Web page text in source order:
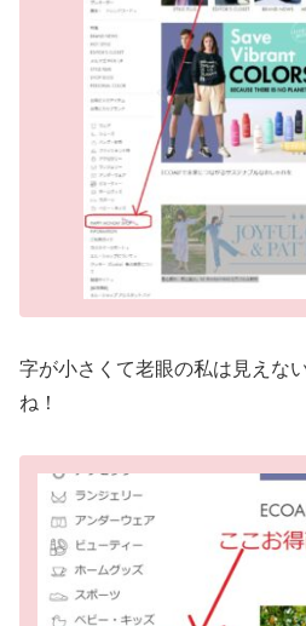
字が小さくて老眼の私は見えな
ね！